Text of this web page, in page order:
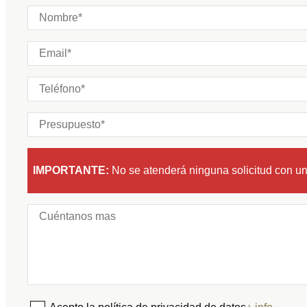
IMPORTANTE: No se atenderá ninguna solicitud con